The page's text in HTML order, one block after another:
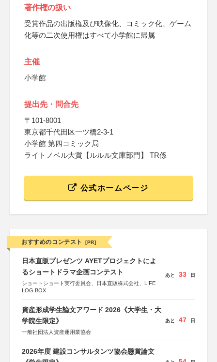
著作権の扱い
受賞作品の出版権及び映像化、コミック化、ゲーム
化等の二次使用権はすべて小学館に帰属
主催
小学館
提出先・問合先
〒101-8001
東京都千代田区一ツ橋2-3-1
小学館 第四コミック局
ライトノベル大賞【ルルル文庫部門】 TR係
公式ホームページ
おすすめのコンテスト [PR]
日本直販プレゼンツ AYETプロジェクトによ
るショートドラマ企画コンテスト
ショートショート実行委員会、日本直販株式会社、LIFE
LOG BOX
あと 33 日
資産形成学生論文アワード 2026《大学生・大
学院生限定》
一般社団法人資産運用業協会
あと 47 日
2026年度 建設コンサルタンツ協会懸賞論文